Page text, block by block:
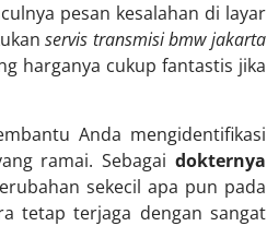
pesan kesalahan di layar
servis transmisi bmw jakarta
harganya cukup fantastis jika
Anda mengidentifikasi
ramai. Sebagai dokternya
sekecil apa pun pada
tetap terjaga dengan sangat